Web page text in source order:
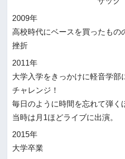
2009年
高校時代にベースを買ったもの
挫折
2011年
大学入学をきっかけに軽音学部
チャレンジ！
毎日のように時間を忘れて弾く
当時は月1ほどライブに出演。
2015年
大学卒業